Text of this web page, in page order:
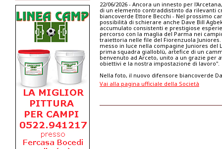
22/06/2026 - Ancora un innesto per
di un elemento contraddistinto da rilevanti
biancoverde Ettore Becchi - Nel prossimo
possibilità di schierare anche Dave Bill
accumulato consistenti e prestigiose
percorso con la maglia del Parma nei
traiettoria nelle file del Fiorenzuola
messo in luce nella compagine Juniores
prima squadra gialloblù, artefice di un
benvenuto ad Arceto, unito a un grazie per
obiettivi e la nostra impostazione di lavoro".
Nella foto, il nuovo difensore biancoverde
Vai alla pagina ufficiale della Società